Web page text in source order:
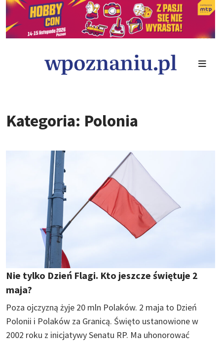
Kategoria: Polonia
Nie tylko Dzień Flagi. Kto jeszcze świętuje 2
maja?
Poza ojczyzną żyje 20 mln Polaków. 2 maja to Dzień
Polonii i Polaków za Granicą. Święto ustanowione w
2002 roku z inicjatywy Senatu RP. Ma uhonorować